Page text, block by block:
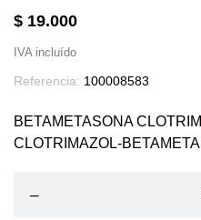
$ 19.000
IVA incluído
Referencia: 100008583
BETAMETASONA
CLOTRIMAZOL-
–